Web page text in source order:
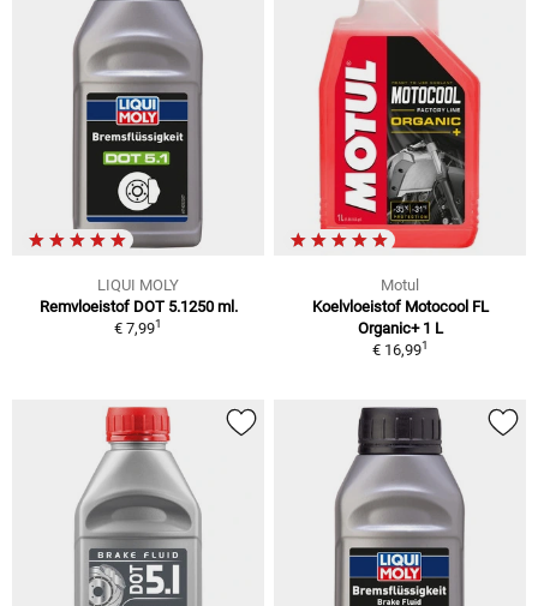
LIQUI MOLY
Remvloeistof DOT 5.1250 ml.
€ 7,991
Motul
Koelvloeistof Motocool FL
Organic+ 1 L
€ 16,991